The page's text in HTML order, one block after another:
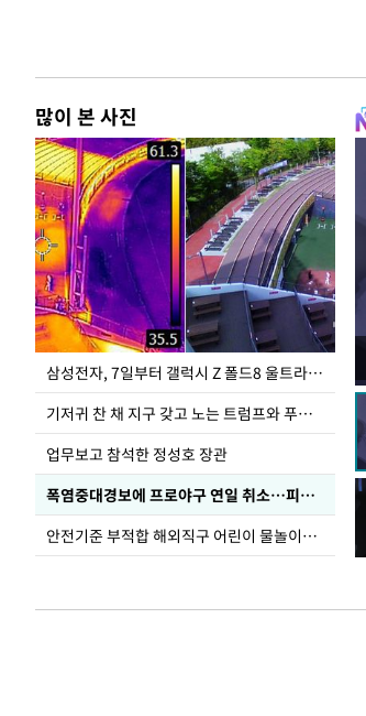
많이 본 사진
삼성전자, 7일부터 갤럭시 Z 폴드8 울트라·폴드8·플립8 출시
기저귀 찬 채 지구 갖고 노는 트럼프와 푸틴 형상 미로
업무보고 참석한 정성호 장관
폭염중대경보에 프로야구 연일 취소…피칭 연습장 '52도'
안전기준 부적합 해외직구 어린이 물놀이용품 판매 중단 요청한 서울시